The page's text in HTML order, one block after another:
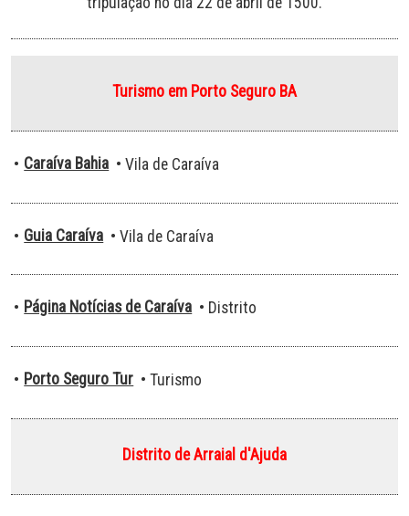
Turismo em Porto Seguro BA
• Caraíva Bahia • Vila de Caraíva
• Guia Caraíva • Vila de Caraíva
• Página Notícias de Caraíva • Distrito
• Porto Seguro Tur • Turismo
Distrito de Arraial d'Ajuda